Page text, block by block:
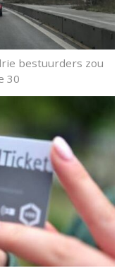
bestuurders zou
30